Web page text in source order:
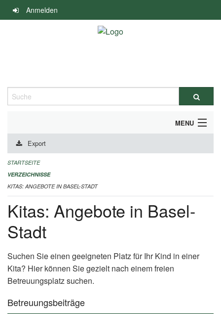
Navigation
überspringen
Anmelden
Suche
MENU
ALLGEMEINE INFORMATIONEN
IMPRESSUM
Export
STARTSEITE
VERZEICHNISSE
KITAS: ANGEBOTE IN BASEL-STADT
Kitas: Angebote in Basel-
Stadt
Suchen Sie einen geeigneten Platz für Ihr Kind in einer
Kita? Hier können Sie gezielt nach einem freien
Betreuungsplatz suchen.
Betreuungsbeiträge